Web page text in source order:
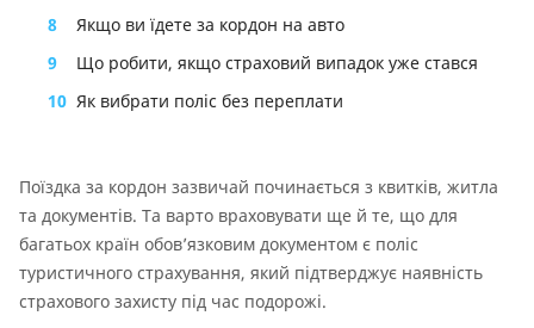
8
Якщо ви їдете за кордон на авто
9
Що робити, якщо страховий випадок уже стався
10 Як вибрати поліс без переплати
Поїздка за кордон зазвичай починається з квитків, житла
та документів. Та варто враховувати ще й те, що для
багатьох країн обов’язковим документом є поліс
туристичного страхування, який підтверджує наявність
страхового захисту під час подорожі.